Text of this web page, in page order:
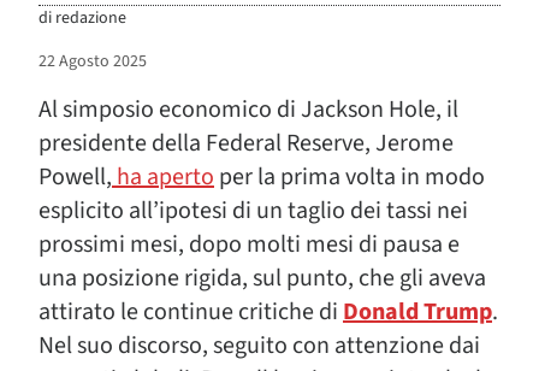
di redazione
22 Agosto 2025
Al simposio economico di Jackson Hole, il
presidente della Federal Reserve, Jerome
Powell,ha apertoper la prima volta in modo
esplicito all’ipotesi di un taglio dei tassi nei
prossimi mesi, dopo molti mesi di pausa e
una posizione rigida, sul punto, che gli aveva
attirato le continue critiche diDonald Trump.
Nel suo discorso, seguito con attenzione dai